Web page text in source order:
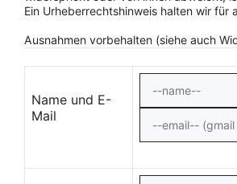
Ein Urheberrechtshinweis halten wir für
Ausnahmen vorbehalten (siehe auch
Name und E-
Mail